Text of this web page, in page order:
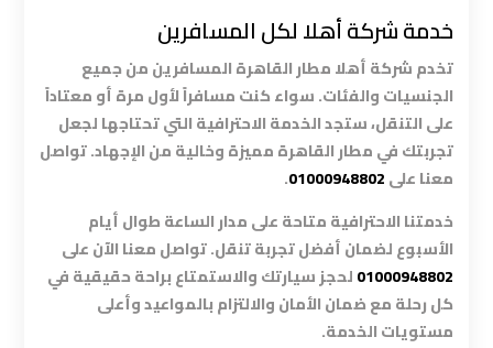
خدمة شركة أهلا لكل المسافرين
تخدم شركة أهلا مطار القاهرة المسافرين من جميع
الجنسيات والفئات. سواء كنت مسافراً لأول مرة أو معتاداً
على التنقل، ستجد الخدمة الاحترافية التي تحتاجها لجعل
تجربتك في مطار القاهرة مميزة وخالية من الإجهاد. تواصل
معنا على01000948802
.
خدمتنا الاحترافية متاحة على مدار الساعة طوال أيام
الأسبوع لضمان أفضل تجربة تنقل. تواصل معنا الآن على
01000948802لحجز سيارتك والاستمتاع براحة حقيقية في
كل رحلة مع ضمان الأمان والالتزام بالمواعيد وأعلى
مستويات الخدمة.
الخط
الساخن
ليموزين
مطار
القاهرة
اسكندرية
ليموزين
مطار